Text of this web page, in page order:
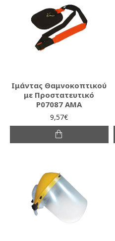
Ιμάντας Θαμνοκοπτικού
με Προστατευτικό
P07087 AMA
9,57€